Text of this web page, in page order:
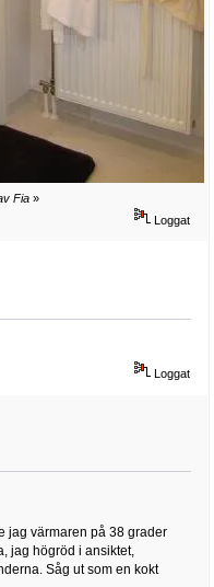
Fia »
Loggat
Loggat
jag värmaren på 38 grader
jag högröd i ansiktet,
Såg ut som en kokt